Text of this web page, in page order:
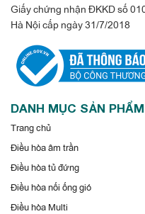
Bỏ đá vào khay và chỉ cần
khay đựng. Chỉ cần những
những viên đá cho những ly
Khay kim loại Taste Seal cao
Giấy chứng nhận ĐKKD số
Hà Nội cấp ngày 31/7/2018
DANH MỤC SẢN PHẨM
Trang chủ
Điều hòa âm trần
Điều hòa tủ đứng
Điều hòa nối ống gió
Điều hòa Multi